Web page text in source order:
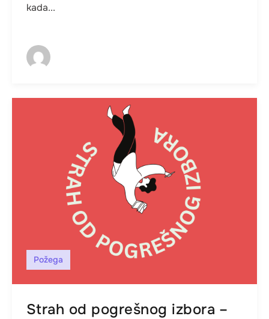
kada...
Požega
Strah od pogrešnog izbora –